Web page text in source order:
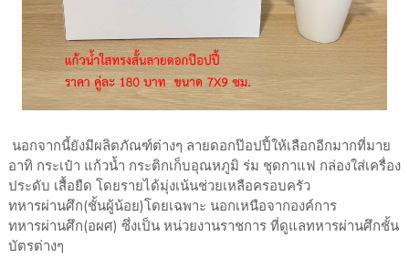
นอกจากนี้ยังมีผลิตภัณฑ์ต่างๆ ลายดอกป๊อปปี้ให้เลือกอีกมากที่มาย
อาทิ กระเป๋า แก้วน้ำ กระติกเก็บอุณหภูมิ ร่ม ชุดกาแฟ กล่องใส่เครื่อง
ประดับ เสื้อยืด โดยรายได้มุ่งเน้นช่วยเหลือครอบครัว
ทหารผ่านศึก(ชั้นผู้น้อย)โดยเฉพาะ นอกเหนือจากองค์การ
ทหารผ่านศึก(อผศ) ซึ่งเป็น หน่วยงานราชการ ที่ดูแลทหารผ่านศึกชั้น
บัตรต่างๆ